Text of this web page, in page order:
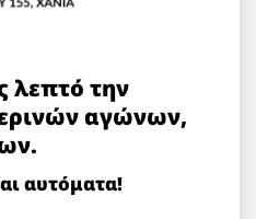
λεπτό την
αγώνων,
αυτόματα!